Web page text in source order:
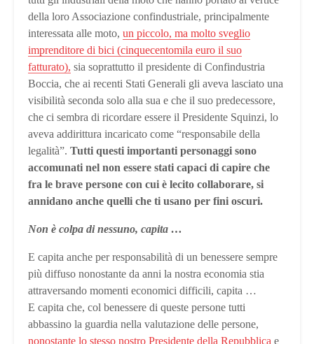
della loro Associazione confindustriale, principalmente
interessata alle moto, un piccolo, ma molto sveglio
imprenditore di bici (cinquecentomila euro il suo
fatturato), sia soprattutto il presidente di Confindustria
Boccia, che ai recenti Stati Generali gli aveva lasciato una
visibilità seconda solo alla sua e che il suo predecessore,
che ci sembra di ricordare essere il Presidente Squinzi, lo
aveva addirittura incaricato come “responsabile della
legalità”. Tutti questi importanti personaggi sono
accomunati nel non essere stati capaci di capire che
fra le brave persone con cui è lecito collaborare, si
annidano anche quelli che ti usano per fini oscuri.
Non è colpa di nessuno, capita …
E capita anche per responsabilità di un benessere sempre
più diffuso nonostante da anni la nostra economia stia
attraversando momenti economici difficili, capita …
E capita che, col benessere di queste persone tutti
abbassino la guardia nella valutazione delle persone,
nonostante lo stesso nostro Presidente della Repubblica e